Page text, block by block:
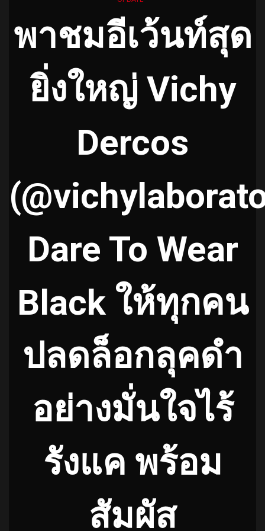
พาชมอีเว้นท์สุด
ยิ่งใหญ่ Vichy
Dercos
Dare To Wear
Black ให้ทุกคน
ปลดล็อกลุคดำ
อย่างมั่นใจไร้
รังแค พร้อม
สัมผัส